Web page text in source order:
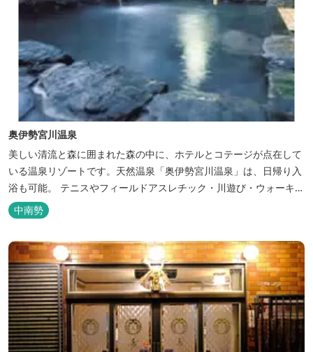
奥伊勢宮川温泉
美しい清流と森に囲まれた森の中に、ホテルとコテージが点在して
いる温泉リゾートです。天然温泉「奥伊勢宮川温泉」は、日帰り入
浴も可能。 テニスやフィールドアスレチック・川遊び・ウォーキン
グ・山登りの後は、岩風呂風の露天風呂と地元産季節の野草を月替
メニューの野草風呂と打たせ湯で思いっきりリフレッシュしてくだ
さい。 森林浴に温泉浴でネイチャーセラピーしませんか。
中南勢